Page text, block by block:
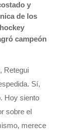
y
de los
campeón
Retegui
Sí,
Hoy siento
sobre el
merece